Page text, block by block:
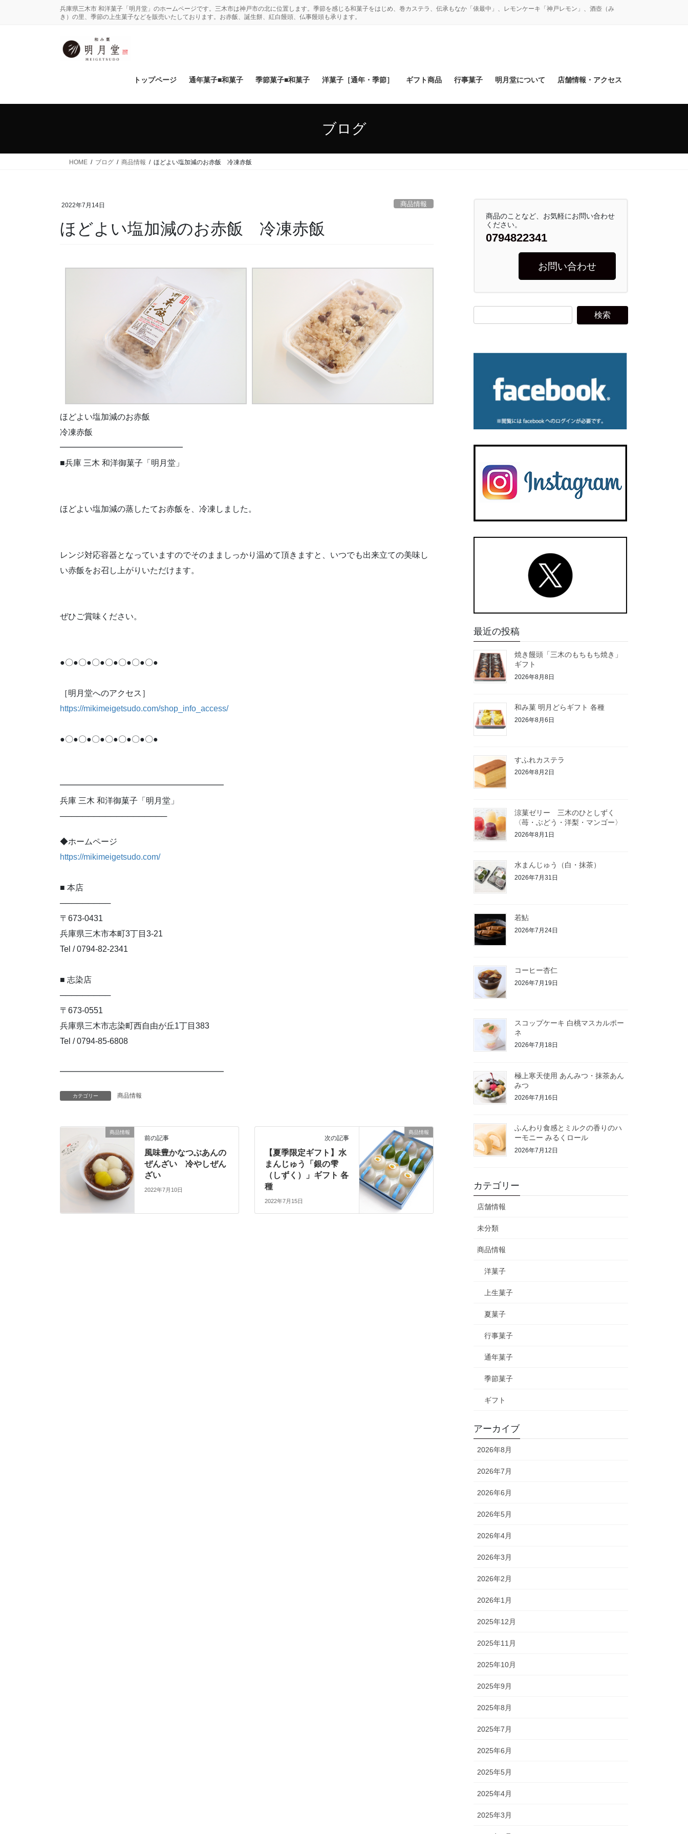
移
兵庫県三木市 和洋菓子「明月堂」のホームページです。三木市は神戸市の北に位置します。季節を感じる和菓子をはじめ、巻カステラ、伝承もなか「俵最中」、レモンケーキ「神戸レモン」、酒壺（み
き）の里、季節の上生菓子などを販売いたしております。お赤飯、誕生餅、紅白饅頭、仏事饅頭も承ります。
トップページ 通年菓子■和菓子 季節菓子■和菓子 洋菓子［通年・季節］ ギフト商品 行事菓子 明月堂について 店舗情報・アクセス
ブログ
HOME ブログ 商品情報 ほどよい塩加減のお赤飯 冷凍赤飯
2022年7月14日 商品情報
ほどよい塩加減のお赤飯 冷凍赤飯
ほどよい塩加減のお赤飯
冷凍赤飯
━━━━━━━━━━━━━━━
■兵庫 三木 和洋御菓子「明月堂」
ほどよい塩加減の蒸したてお赤飯を、冷凍しました。
レンジ対応容器となっていますのでそのまましっかり温めて頂きますと、いつでも出来立ての美味し
い赤飯をお召し上がりいただけます。
ぜひご賞味ください。
●〇●〇●〇●〇●〇●〇●〇●
［明月堂へのアクセス］
https://mikimeigetsudo.com/shop_info_access/
●〇●〇●〇●〇●〇●〇●〇●
━━━━━━━━━━━━━━━━━━━━
兵庫 三木 和洋御菓子「明月堂」
───────────────────
◆ホームページ
https://mikimeigetsudo.com/
■ 本店
─────────
〒673-0431
兵庫県三木市本町3丁目3-21
Tel / 0794-82-2341
■ 志染店
─────────
〒673-0551
兵庫県三木市志染町西自由が丘1丁目383
Tel / 0794-85-6808
━━━━━━━━━━━━━━━━━━━━
カテゴリー 商品情報
商品情報
前の記事
風味豊かなつぶあんの
ぜんざい 冷やしぜん
ざい
2022年7月10日
商品情報
次の記事
【夏季限定ギフト】水
まんじゅう「銀の雫
（しずく）」ギフト 各
種
2022年7月15日
商品のことなど、お気軽にお問い合わせ
ください。
0794822341
お問い合わせ
最近の投稿
焼き饅頭「三木のもちもち焼き」
ギフト
2026年8月8日
和み菓 明月どらギフト 各種
2026年8月6日
すふれカステラ
2026年8月2日
涼菓ゼリー 三木のひとしずく
〈苺・ぶどう・洋梨・マンゴー〉
2026年8月1日
水まんじゅう（白・抹茶）
2026年7月31日
若鮎
2026年7月24日
コーヒー杏仁
2026年7月19日
スコップケーキ 白桃マスカルポー
ネ
2026年7月18日
極上寒天使用 あんみつ・抹茶あん
みつ
2026年7月16日
ふんわり食感とミルクの香りのハ
ーモニー みるくロール
2026年7月12日
カテゴリー
店舗情報
未分類
商品情報
洋菓子
上生菓子
夏菓子
行事菓子
通年菓子
季節菓子
ギフト
アーカイブ
2026年8月
2026年7月
2026年6月
2026年5月
2026年4月
2026年3月
2026年2月
2026年1月
2025年12月
2025年11月
2025年10月
2025年9月
2025年8月
2025年7月
2025年6月
2025年5月
2025年4月
2025年3月